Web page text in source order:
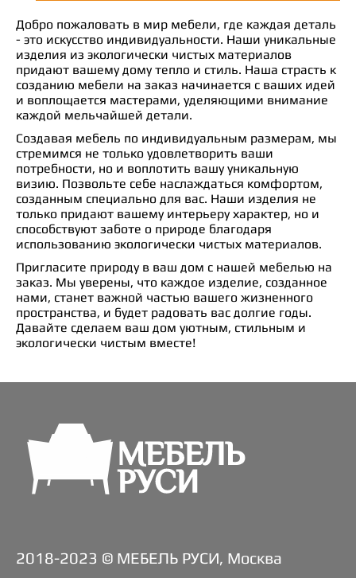
Добро пожаловать в мир мебели, где каждая деталь
- это искусство индивидуальности. Наши уникальные
изделия из экологически чистых материалов
придают вашему дому тепло и стиль. Наша страсть к
созданию мебели на заказ начинается с ваших идей
и воплощается мастерами, уделяющими внимание
каждой мельчайшей детали.
Создавая мебель по индивидуальным размерам, мы
стремимся не только удовлетворить ваши
потребности, но и воплотить вашу уникальную
визию. Позвольте себе наслаждаться комфортом,
созданным специально для вас. Наши изделия не
только придают вашему интерьеру характер, но и
способствуют заботе о природе благодаря
использованию экологически чистых материалов.
Пригласите природу в ваш дом с нашей мебелью на
заказ. Мы уверены, что каждое изделие, созданное
нами, станет важной частью вашего жизненного
пространства, и будет радовать вас долгие годы.
Давайте сделаем ваш дом уютным, стильным и
экологически чистым вместе!
2018-2023 © МЕБЕЛЬ РУСИ, Москва